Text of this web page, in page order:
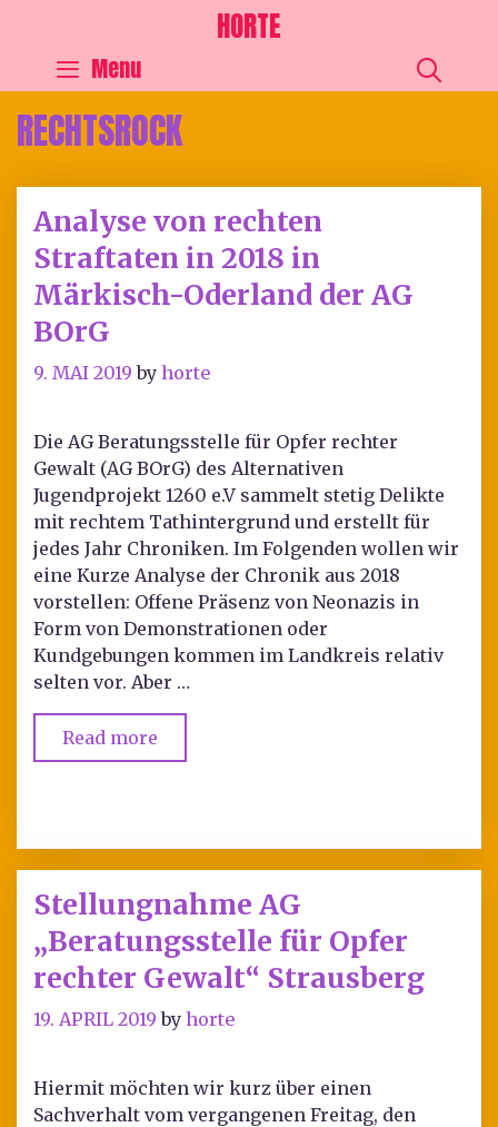
HORTE
Menu
RECHTSROCK
Analyse von rechten
Straftaten in 2018 in
Märkisch-Oderland der AG
BOrG
9. MAI 2019 byhorte
Die AG Beratungsstelle für Opfer rechter
Gewalt (AG BOrG) des Alternativen
Jugendprojekt 1260 e.V sammelt stetig Delikte
mit rechtem Tathintergrund und erstellt für
jedes Jahr Chroniken. Im Folgenden wollen wir
eine Kurze Analyse der Chronik aus 2018
vorstellen: Offene Präsenz von Neonazis in
Form von Demonstrationen oder
Kundgebungen kommen im Landkreis relativ
selten vor. Aber …
Read more
Stellungnahme AG
„Beratungsstelle für Opfer
rechter Gewalt“ Strausberg
19. APRIL 2019 byhorte
Hiermit möchten wir kurz über einen
Sachverhalt vom vergangenen Freitag, den